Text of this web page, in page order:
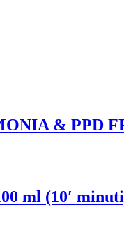
& PPD
ml (10′